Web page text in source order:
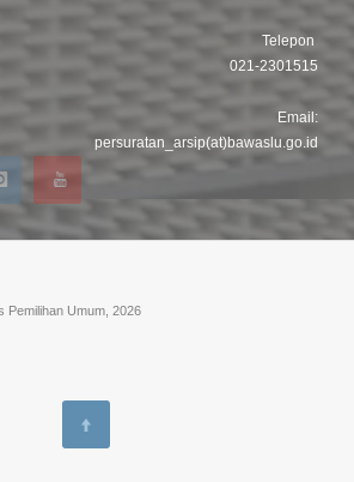
Telepon
021-2301515
Email:
persuratan_arsip(at)bawaslu.go.id
Pemilihan Umum, 2026